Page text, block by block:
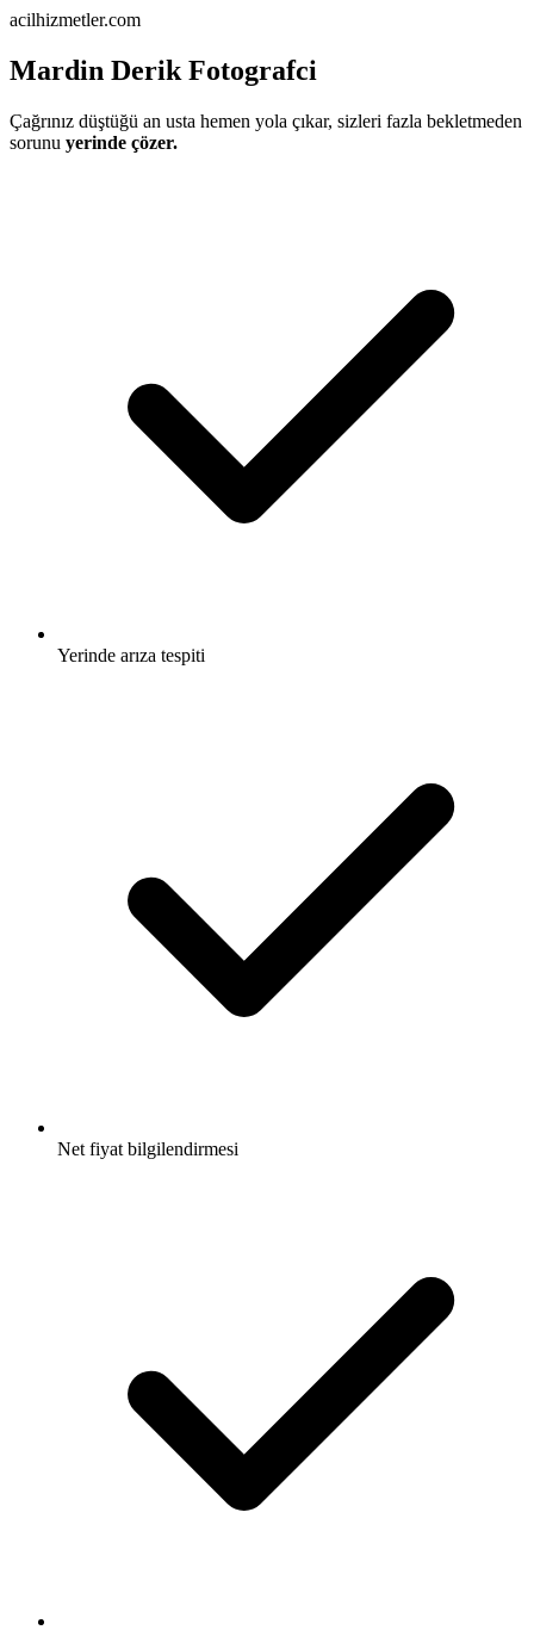
acilhizmetler.com
Mardin Derik Fotografci
Çağrınız düştüğü an usta hemen yola çıkar, sizleri fazla bekletmeden
sorunu yerinde çözer.
Yerinde arıza tespiti
Net fiyat bilgilendirmesi